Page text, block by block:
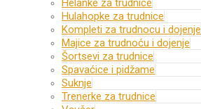
Helanke za trudnice
Hulahopke za trudnice
Kompleti za trudnocu i dojenje
Majice za trudnoću i dojenje
Šortsevi za trudnice
Spavaćice i pidžame
Suknje
Trenerke za trudnice